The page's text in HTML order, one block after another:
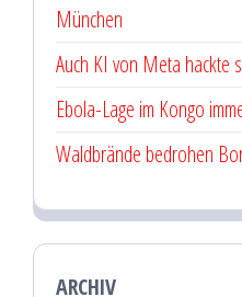
München
Auch KI von Meta hackte
Ebola-Lage im Kongo
Waldbrände bedrohen
ARCHIV